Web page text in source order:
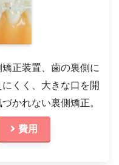
正装置、歯の裏側に
くく、大きな口を開
かれない裏側矯正。
費用